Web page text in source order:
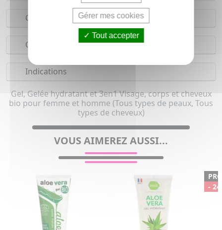
Conseils d'utilisation
Composition
Indications
Gel, Gelée hydratant et 3en1 Visage, corps et cheveux
bio pour femme et homme (Tous types de peaux, Tous
types de cheveux)
VOUS AIMEREZ AUSSI...
-
Gérer mes cookies
Tout accepter